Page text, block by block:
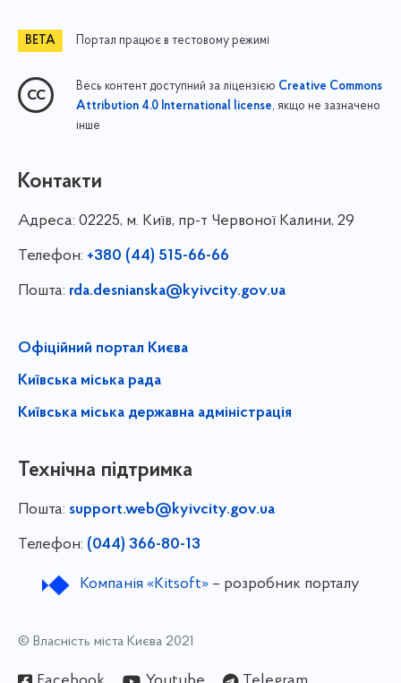
Портал працює в тестовому режимі
Весь контент доступний за ліцензією Creative Commons
Attribution 4.0 International license, якщо не зазначено
інше
Контакти
Адреса: 02225, м. Київ, пр-т Червоної Калини, 29
Телефон: +380 (44) 515-66-66
Пошта: rda.desnianska@kyivcity.gov.ua
Офіційний портал Києва
Київська міська рада
Київська міська державна адміністрація
Технічна підтримка
Пошта: support.web@kyivcity.gov.ua
Телефон: (044) 366-80-13
Компанія «Kitsoft»– розробник порталу
© Власність міста Києва 2021